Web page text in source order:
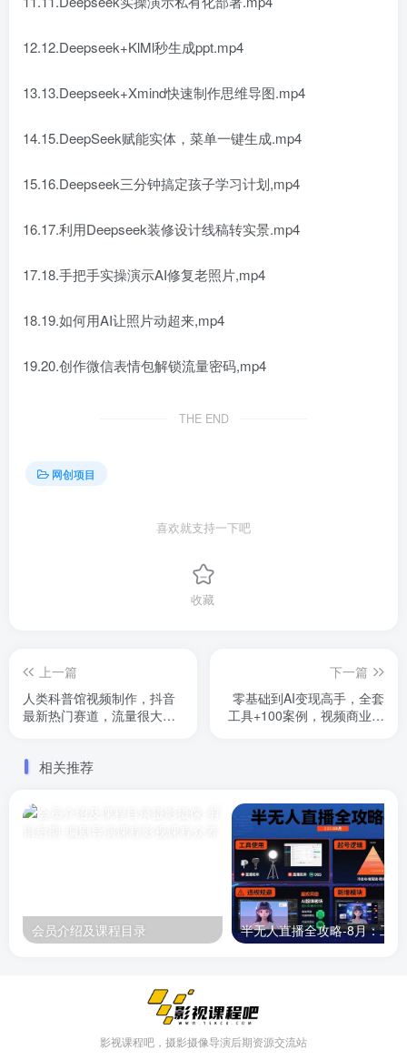
12.12.Deepseek+KlMl秒生成ppt.mp4
13.13.Deepseek+Xmind快速制作思维导图.mp4
14.15.DeepSeek赋能实体，菜单一键生成.mp4
15.16.Deepseek三分钟搞定孩子学习计划,mp4
16.17.利用Deepseek装修设计线稿转实景.mp4
17.18.手把手实操演示AI修复老照片,mp4
18.19.如何用AI让照片动超来,mp4
19.20.创作微信表情包解锁流量密码,mp4
THE END
网创项目
喜欢就支持一下吧
收藏
上一篇
人类科普馆视频制作，抖音
最新热门赛道，流量很大，1
下一篇
零基础到AI变现高手，全套
工具+100案例，视频商业应
相关推荐
会员介绍及课程目录
影视课程吧，摄影摄像导演后期资源交流站